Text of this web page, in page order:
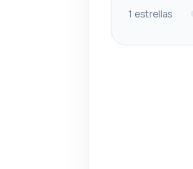
1 estrellas